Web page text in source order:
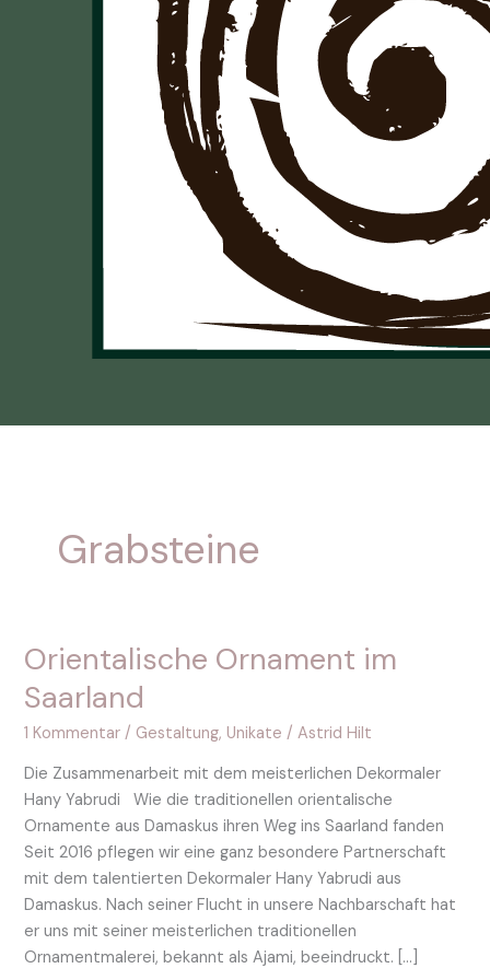
Grabsteine
Orientalische Ornament im
Saarland
1 Kommentar / Gestaltung, Unikate /Astrid Hilt
Die Zusammenarbeit mit dem meisterlichen Dekormaler
Hany Yabrudi Wie die traditionellen orientalische
Ornamente aus Damaskus ihren Weg ins Saarland fanden
Seit 2016 pflegen wir eine ganz besondere Partnerschaft
mit dem talentierten Dekormaler Hany Yabrudi aus
Damaskus. Nach seiner Flucht in unsere Nachbarschaft hat
er uns mit seiner meisterlichen traditionellen
Ornamentmalerei, bekannt als Ajami, beeindruckt. […]
Orientalische
im
Saarland